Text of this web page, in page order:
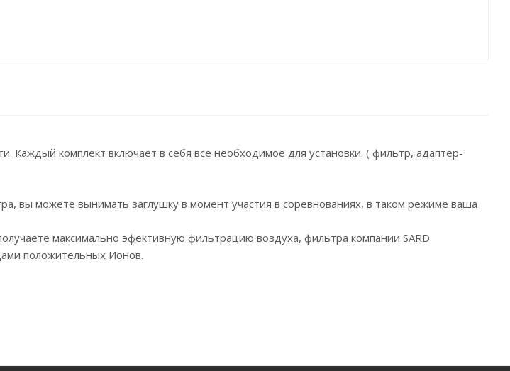
Каждый комплект включает в себя всё необходимое для установки. ( фильтр, адаптер-
вы можете вынимать заглушку в момент участия в соревнованиях, в таком режиме ваша
максимально эфективную фильтрацию воздуха, фильтра компании SARD
положительных Ионов.